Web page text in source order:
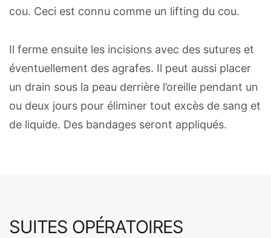
cou. Ceci est connu comme un lifting du cou.
Il ferme ensuite les incisions avec des sutures et
éventuellement des agrafes. Il peut aussi placer
un drain sous la peau derrière l’oreille pendant un
ou deux jours pour éliminer tout excès de sang et
de liquide. Des bandages seront appliqués.
SUITES OPÉRATOIRES